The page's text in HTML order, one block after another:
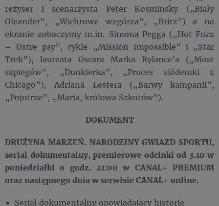
reżyser i scenarzysta Peter Kosminsky („Biały
Oleander”, „Wichrowe wzgórza”, „Britz”) a na
ekranie zobaczymy m.in. Simona Pegga („Hot Fuzz
– Ostre psy”, cykle „Mission Impossible” i „Star
Trek”), laureata Oscara Marka Rylance’a („Most
szpiegów”, „Dunkierka”, „Proces siódemki z
Chicago”), Adriana Lestera („Barwy kampanii”,
„Pojutrze”, „Maria, królowa Szkotów”).
DOKUMENT
DRUŻYNA MARZEŃ. NARODZINY GWIAZD SPORTU,
serial dokumentalny, premierowe odcinki od 3.10 w
poniedziałki o godz. 21:00 w CANAL+ PREMIUM
oraz następnego dnia w serwisie CANAL+ online.
Serial dokumentalny opowiadający historię